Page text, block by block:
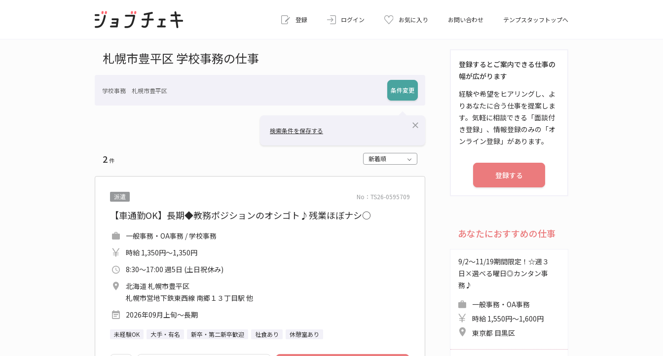
登録 ログイン お気に入り お問い合わせ テンプスタッフトップへ
札幌市豊平区 学校事務の仕事
学校事務 札幌市豊平区 条件変更
検索条件を保存する
close
2件 新着順
No：TS26-0595709
派遣
【車通勤OK】長期◆教務ポジションのオシゴト♪残業ほぼナシ○
一般事務・OA事務 / 学校事務
時給 1,350円～1,350円
8:30～17:00 週5日 (土日祝休み)
北海道 札幌市豊平区
札幌市営地下鉄東西線 南郷１３丁目駅 他
2026年09月上旬～長期
未経験OK 大手・有名 新卒・第二新卒歓迎 社食あり 休憩室あり
登録するとご案内できる仕事の
幅が広がります
経験や希望をヒアリングし、よ
りあなたに合う仕事を提案しま
す。気軽に相談できる「面談付
き登録」、情報登録のみの「オ
ンライン登録」があります。
登録する
あなたにおすすめの仕事
9/2～11/19期間限定！☆週３
日×選べる曜日◎カンタン事
務♪
一般事務・OA事務
時給 1,550円～1,600円
東京都 目黒区